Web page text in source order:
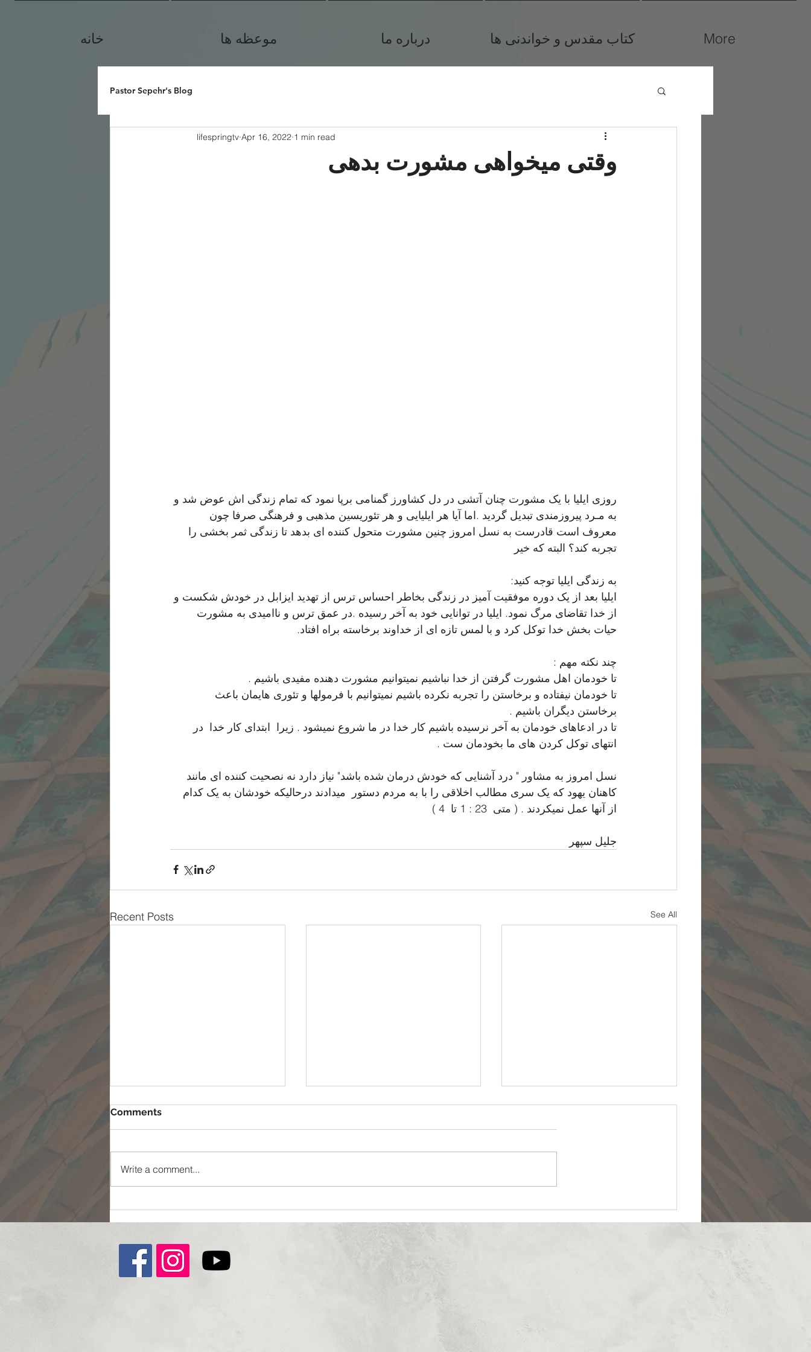
خانه موعظه ها درباره ما کتاب مقدس و خواندنی ها More
Pastor Sepehr's Blog
وقتی میخواهی مشورت بدهی
lifespringtv Apr 16, 2022 1 min read
روزی ایلیا با یک مشورت چنان آتشی در دل کشاورز گمنامی برپا نمود که تمام زندگی اش عوض شد و
به مـرد پیروزمندی تبدیل گردید .اما آیا هر ایلیایی و هر تئوریسین مذهبی و فرهنگی صرفا چون
معروف است قادرست به نسل امروز چنین مشورت متحول کننده ای بدهد تا زندگی ثمر بخشی را
تجربه کند؟ البته که خیر
به زندگی ایلیا توجه کنید:
ایلیا بعد از یک دوره موفقیت آمیز در زندگی بخاطر احساس ترس از تهدید ایزابل در خودش شکست و
از خدا تقاضای مرگ نمود. ایلیا در توانایی خود به آخر رسیده .در عمق ترس و ناامیدی به مشورت
حیات بخش خدا توکل کرد و با لمس تازه ای از خداوند برخاسته براه افتاد.
چند نکته مهم :
تا خودمان اهل مشورت گرفتن از خدا نباشیم نمیتوانیم مشورت دهنده مفیدی باشیم .
تا خودمان نیفتاده و برخاستن را تجربه نکرده باشیم نمیتوانیم با فرمولها و تئوری هایمان باعث
برخاستن دیگران باشیم .
تا در ادعاهای خودمان به آخر نرسیده باشیم کار خدا در ما شروع نمیشود . زیرا  ابتدای کار خدا  در
انتهای توکل کردن های ما بخودمان ست .
نسل امروز به مشاور " درد آشنایی که خودش درمان شده باشد" نیاز دارد نه نصحیت کننده ای مانند
کاهنان یهود که یک سری مطالب اخلاقی را با به مردم دستور  میدادند درحالیکه خودشان به یک کدام
از آنها عمل نمیکردند . ( متی  23 : 1 تا  4 )
جلیل سپهر
Recent Posts See All
ممکن شدن غیر ممکن ها
Comments
Write a comment...